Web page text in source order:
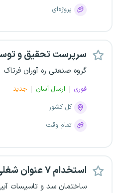
پروژه‌ای
سرپرست تحقیق و
گروه صنعتی ره آوران فرتاک
فوری ارسال آسان
جدید
کل کشور
تمام وقت
استخدام ۷ عنوان شغلی
ساختمان سد و تاسیسات